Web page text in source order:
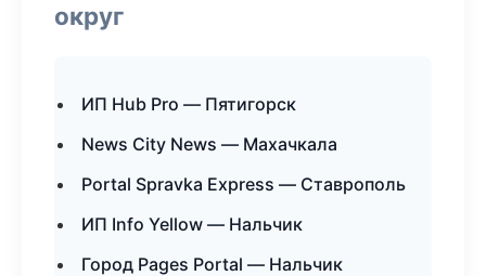
округ
ИП Hub Pro — Пятигорск
News City News — Махачкала
Portal Spravka Express — Ставрополь
ИП Info Yellow — Нальчик
Город Pages Portal — Нальчик